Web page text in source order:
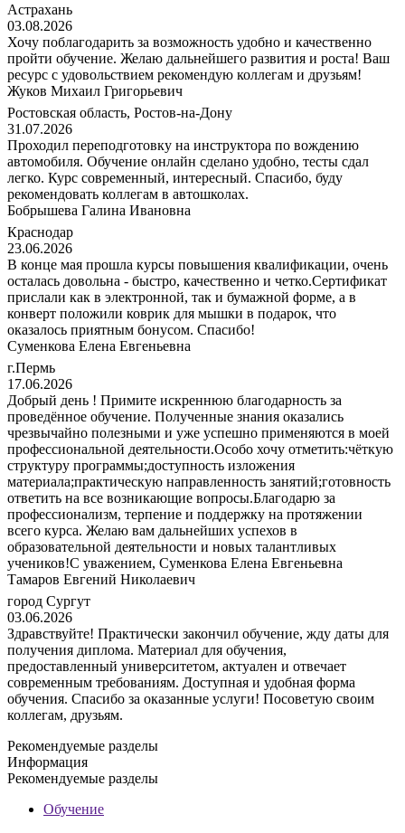
Астрахань
03.08.2026
Хочу поблагодарить за возможность удобно и качественно
пройти обучение. Желаю дальнейшего развития и роста! Ваш
ресурс с удовольствием рекомендую коллегам и друзьям!
Жуков Михаил Григорьевич
Ростовская область, Ростов-на-Дону
31.07.2026
Проходил переподготовку на инструктора по вождению
автомобиля. Обучение онлайн сделано удобно, тесты сдал
легко. Курс современный, интересный. Спасибо, буду
рекомендовать коллегам в автошколах.
Бобрышева Галина Ивановна
Краснодар
23.06.2026
В конце мая прошла курсы повышения квалификации, очень
осталась довольна - быстро, качественно и четко.Сертификат
прислали как в электронной, так и бумажной форме, а в
конверт положили коврик для мышки в подарок, что
оказалось приятным бонусом. Спасибо!
Суменкова Елена Евгеньевна
г.Пермь
17.06.2026
Добрый день ! Примите искреннюю благодарность за
проведённое обучение. Полученные знания оказались
чрезвычайно полезными и уже успешно применяются в моей
профессиональной деятельности.Особо хочу отметить:чёткую
структуру программы;доступность изложения
материала;практическую направленность занятий;готовность
ответить на все возникающие вопросы.Благодарю за
профессионализм, терпение и поддержку на протяжении
всего курса. Желаю вам дальнейших успехов в
образовательной деятельности и новых талантливых
учеников!С уважением, Суменкова Елена Евгеньевна
Тамаров Евгений Николаевич
город Сургут
03.06.2026
Здравствуйте! Практически закончил обучение, жду даты для
получения диплома. Материал для обучения,
предоставленный университетом, актуален и отвечает
современным требованиям. Доступная и удобная форма
обучения. Спасибо за оказанные услуги! Посоветую своим
коллегам, друзьям.
Рекомендуемые разделы
Информация
Рекомендуемые разделы
Обучение